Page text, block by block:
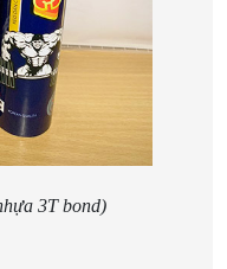
3T bond)